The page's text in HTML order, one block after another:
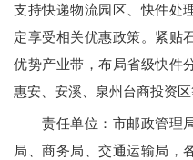
支持快递物流园区、快件处
定享受相关优惠政策。紧贴
优势产业带，布局省级快件
惠安、安溪、泉州台商投资
责任单位：市邮政管理局
局、商务局、交通运输局，